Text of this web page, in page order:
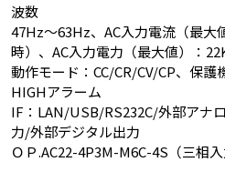
波数
47Hz～63Hz、AC入力電流（最大
時）、AC入力電力（最大値）：
動作モード：CC/CR/CV/CP、保
HIGHアラーム
IF：LAN/USB/RS232C/外部アナ
力/外部デジタル出力
ＯＰ.AC22-4P3M-M6C-4S（三相入